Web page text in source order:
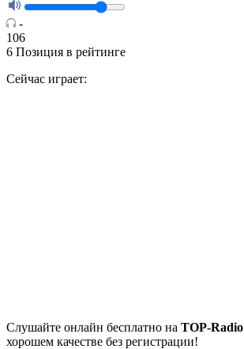
-
106
6 Позиция в рейтинге
Сейчас играет:
Cлушайте онлайн бесплатно на TOP-Radio
хорошем качестве без регистрации!